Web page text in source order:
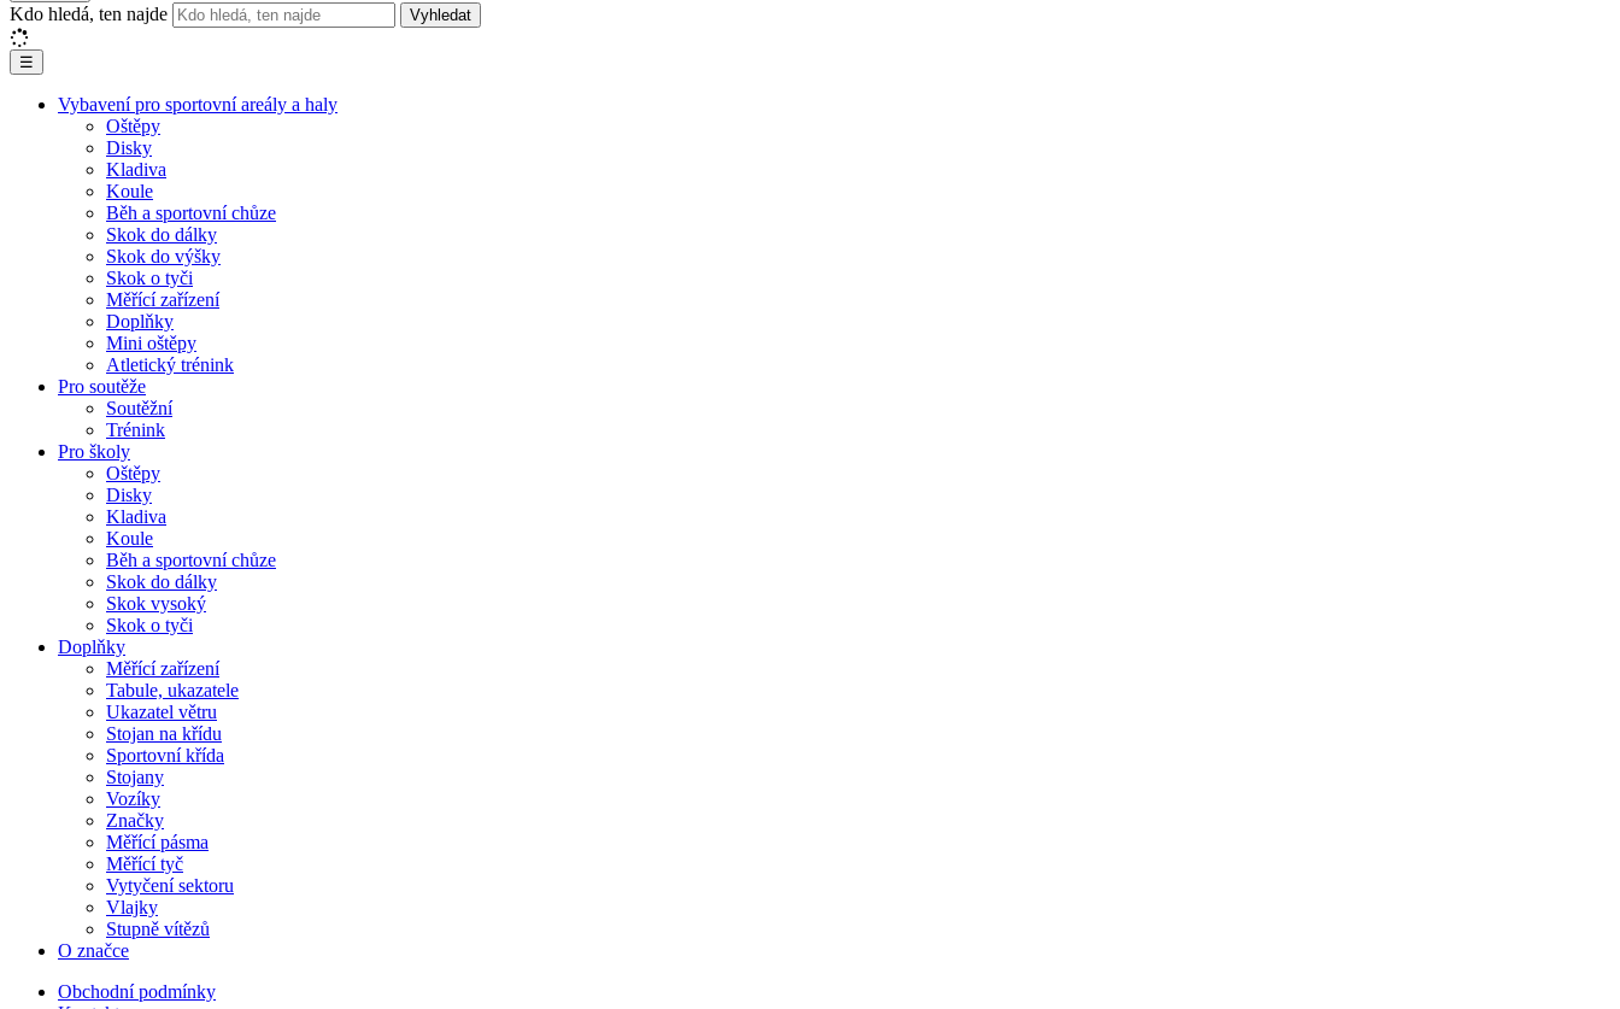
Kdo hledá, ten najde Vyhledat
☰
Vybavení pro sportovní areály a haly
Oštěpy
Disky
Kladiva
Koule
Běh a sportovní chůze
Skok do dálky
Skok do výšky
Skok o tyči
Měřící zařízení
Doplňky
Mini oštěpy
Atletický trénink
Pro soutěže
Soutěžní
Trénink
Pro školy
Oštěpy
Disky
Kladiva
Koule
Běh a sportovní chůze
Skok do dálky
Skok vysoký
Skok o tyči
Doplňky
Měřící zařízení
Tabule, ukazatele
Ukazatel větru
Stojan na křídu
Sportovní křída
Stojany
Vozíky
Značky
Měřící pásma
Měřící tyč
Vytyčení sektoru
Vlajky
Stupně vítězů
O značce
Obchodní podmínky